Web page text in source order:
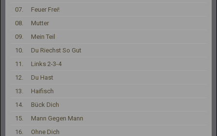
07.
Feuer Frei!
08.
Mutter
09.
Mein Teil
10.
Du Riechst So Gut
11.
Links 2-3-4
12.
Du Hast
13.
Haifisch
14.
Bück Dich
15.
Mann Gegen Mann
16.
Ohne Dich